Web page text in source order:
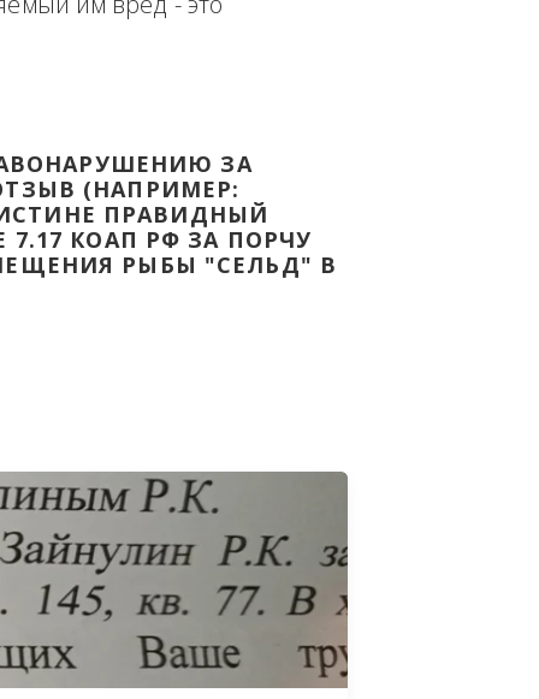
доказательством с целью -
Законодательства Российской
ПРАВОНАРУШЕНИЮ ЗА
ВАШ ОТЗЫВ (НАПРИМЕР:
ВОИСТИНЕ ПРАВИДНЫЙ
7.17 КОАП РФ ЗА ПОРЧУ
ПОМЕЩЕНИЯ РЫБЫ "СЕЛЬД" В